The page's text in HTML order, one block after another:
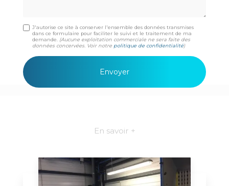
J'autorise ce site à conserver l'ensemble des données transmises
dans ce formulaire pour faciliter le suivi et le traitement de ma
demande. (Aucune exploitation commerciale ne sera faite des
données concervées. Voir notre politique de confidentialité)
En savoir +